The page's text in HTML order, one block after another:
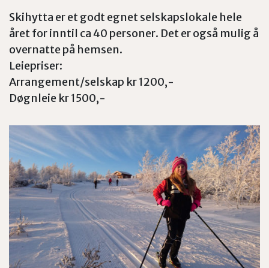
Skihytta er et godt egnet selskapslokale hele
året for inntil ca 40 personer. Det er også mulig å
overnatte på hemsen.
Leiepriser:
Arrangement/selskap kr 1200,-
Døgnleie kr 1500,-